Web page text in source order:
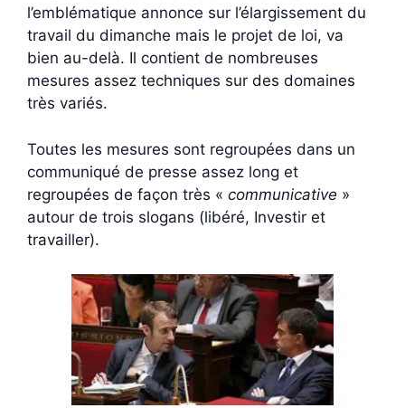
l’emblématique annonce sur l’élargissement du
travail du dimanche mais le projet de loi, va
bien au-delà. Il contient de nombreuses
mesures assez techniques sur des domaines
très variés.
Toutes les mesures sont regroupées dans un
communiqué de presse assez long et
regroupées de façon très « communicative »
autour de trois slogans (libéré, Investir et
travailler).